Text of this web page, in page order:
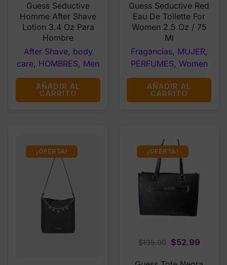
Guess Seductive
Homme After Shave
Lotion 3.4 Oz Para
Hombre
After Shave, body
care, HOMBRES, Men
AÑADIR AL
CARRITO
was:
$35.99.
is:
$24.99.
Guess Seductive Red
Eau De Toilette For
Women 2.5 Oz / 75
Ml
Fragancias, MUJER,
PERFUMES, Women
AÑADIR AL
CARRITO
¡OFERTA! ¡OFERTA!
$135.00
Original
$52.99